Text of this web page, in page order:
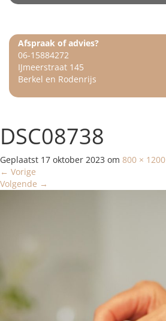
Afspraak of advies?
06-15884272
IJmeerstraat 145
Berkel en Rodenrijs
DSC08738
Geplaatst 17 oktober 2023 om 800 × 1200
← Vorige
Volgende →